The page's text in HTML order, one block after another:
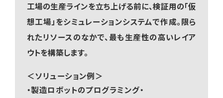
工場の生産ラインを立ち上げる前に、検証用の「仮
想工場」をシミュレーションシステムで作成。限ら
れたリソースのなかで、最も生産性の高いレイア
ウトを構築します。
＜ソリューション例＞
・製造ロボットのプログラミング・